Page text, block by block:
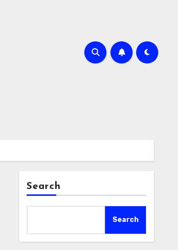
Search
Search